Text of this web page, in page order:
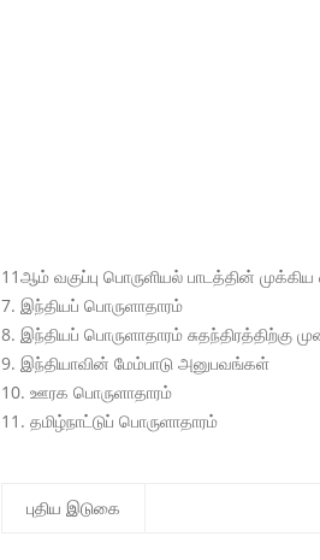
11ஆம் வகுப்பு பொருளியல் பாடத்தின்
7. இந்தியப் பொருளாதாரம்
8. இந்தியப் பொருளாதாரம் சுதந்திரத்திற்கு
9. இந்தியாவின் மேம்பாடு அனுபவங்கள்
10. ஊரக பொருளாதாரம்
11. தமிழ்நாட்டுப் பொருளாதாரம்
புதிய இடுகை